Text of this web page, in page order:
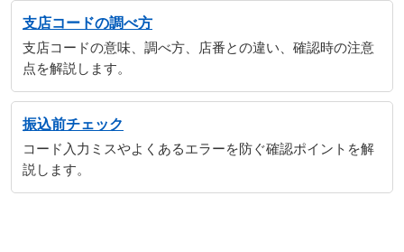
支店コードの調べ方
支店コードの意味、調べ方、店番との違い、確認時の注意
点を解説します。
振込前チェック
コード入力ミスやよくあるエラーを防ぐ確認ポイントを解
説します。